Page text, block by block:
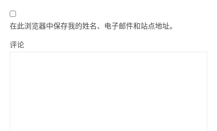
在此浏览器中保存我的姓名、电子邮件和站点地址。
评论